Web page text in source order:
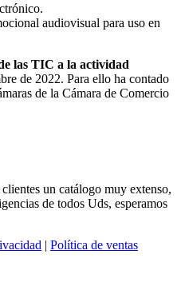
audiovisual para uso en
las TIC a la actividad
de 2022. Para ello ha contado
de la Cámara de Comercio
un catálogo muy extenso,
de todos Uds, esperamos
| Política de ventas